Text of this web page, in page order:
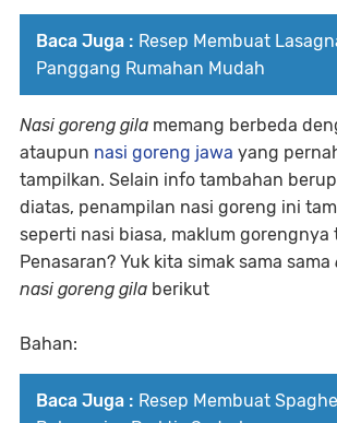
Baca Juga : Resep Membuat
Panggang Rumahan Mudah
Nasi goreng gila memang berbeda
ataupun nasi goreng jawa yang
tampilkan. Selain info tambahan
diatas, penampilan nasi goreng ini
seperti nasi biasa, maklum gorengnya
Penasaran? Yuk kita simak sama sama
nasi goreng gila berikut
Bahan:
Baca Juga : Resep Membuat